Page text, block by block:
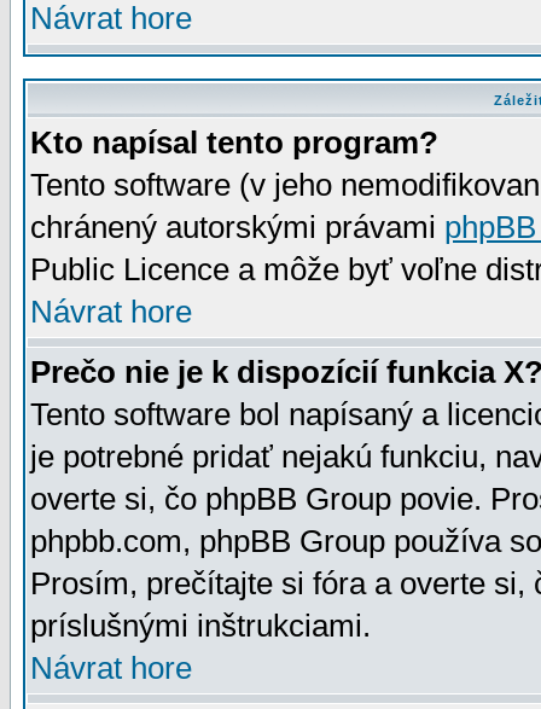
Návrat hore
Kto napísal tento program?
Tento software (v jeho
chránený autorskými právami
Public Licence a môže byť voľne
Návrat hore
Prečo nie je k dispozícií funkcia
Tento software bol napísaný a
je potrebné pridať nejakú funkciu,
overte si, čo phpBB Group povie.
phpbb.com, phpBB Group používa
Prosím, prečítajte si fóra a overte
príslušnými inštrukciami.
Návrat hore